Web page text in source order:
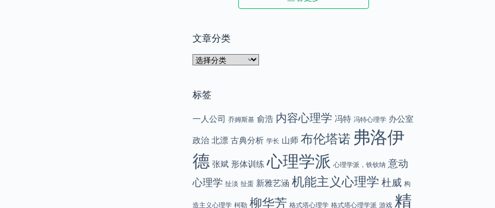
苹果推出新配件iPhone Pocket，售价1299元起
2025.02.02
15:24 那些被阉割的名言
15:22
文章分类
文
类
标签
一人公司 乔姆斯基 俞浩 内容心理学 冯特 冯特心理学 办公室
政治 北漂 古典分析 学长 山师 布伦塔诺 弗洛伊
德 张斌 形体训练 心理学派 心理学派，铁钦纳 意动
心理学 扯淡 扯蛋 新雅艺涵 机能主义心理学 杜威 构
造主义心理学 柯勒 柳华芳 格式塔心理学 格式塔心理学派 游戏 精